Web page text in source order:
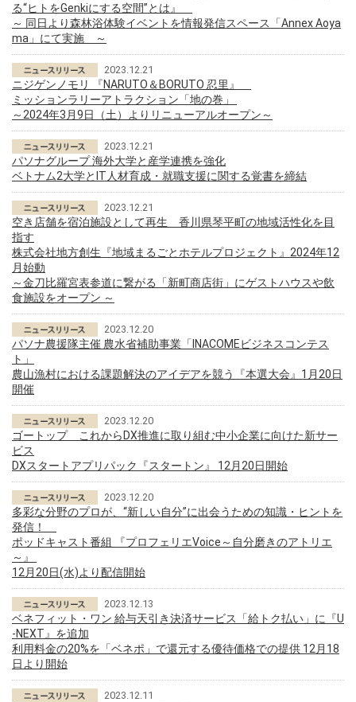
る“ヒトをGenkiにする空間”とは』
～ 同日より森林浴体験イベントを情報発信スペース「Annex Aoya
ma」にて実施 ～
2023.12.21
ニジゲンノモリ 『NARUTO＆BORUTO 忍里』
ミッションラリーアトラクション「地の巻」
～2024年3月9日（土）よりリニューアルオープン～
2023.12.21
パソナグループ 海外大学と産学連携を強化
ベトナム2大学とIT人材育成・就職支援に関する覚書を締結
2023.12.21
空き店舗を宿泊施設として再生 香川県琴平町の地域活性化を目
指す
株式会社地方創生『地域まるごとホテルプロジェクト』2024年12
月始動
～金刀比羅宮表参道に繋がる「新町商店街」にゲストハウスや飲
食施設をオープン ～
2023.12.20
パソナ農援隊主催 農水省補助事業「INACOMEビジネスコンテス
ト」
農山漁村における課題解決のアイデアを競う『本選大会』1月20日
開催
2023.12.20
ゴートップ これからDX推進に取り組む中小企業に向けた新サー
ビス
DXスタートアプリパック『スタートン』 12月20日開始
2023.12.20
多彩な分野のプロが、“新しい自分”に出会うための知識・ヒントを
発信！
ポッドキャスト番組 『プロフェリエVoice～自分磨きのアトリエ
～』
12月20日(水)より配信開始
2023.12.13
ベネフィット・ワン 給与天引き決済サービス「給トク払い」に『U
-NEXT』を追加
利用料金の20%を「ベネポ」で還元する優待価格での提供 12月18
日より開始
2023.12.11